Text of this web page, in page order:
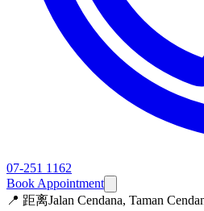
07-251 1162
Book Appointment
📍 距离Jalan Cendana, Taman